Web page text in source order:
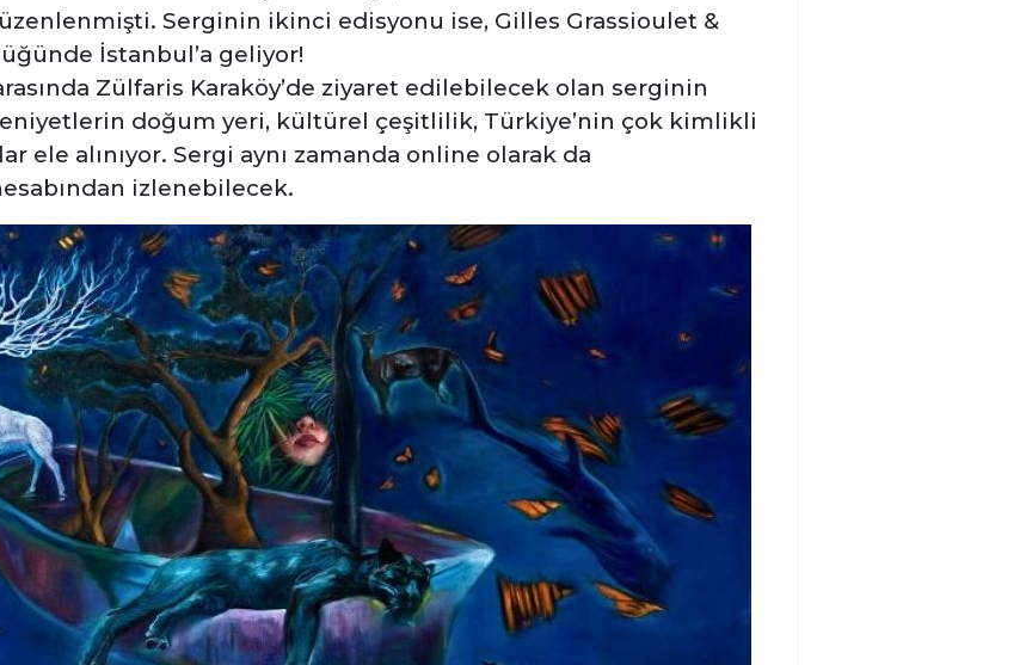
Serginin ikinci edisyonu ise, Gilles Grassioulet &
İstanbul’a geliyor!
Zülfaris Karaköy’de ziyaret edilebilecek olan serginin
doğum yeri, kültürel çeşitlilik, Türkiye’nin çok kimlikli
ele alınıyor. Sergi aynı zamanda online olarak da
izlenebilecek.